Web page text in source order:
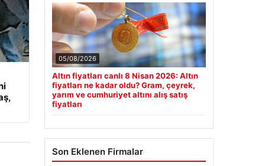
05/08/2026
Altın fiyatları canlı 8 Nisan 2026: Altın
fiyatları ne kadar oldu? Gram, çeyrek,
yarım ve cumhuriyet altını alış satış
fiyatları
Son Eklenen Firmalar